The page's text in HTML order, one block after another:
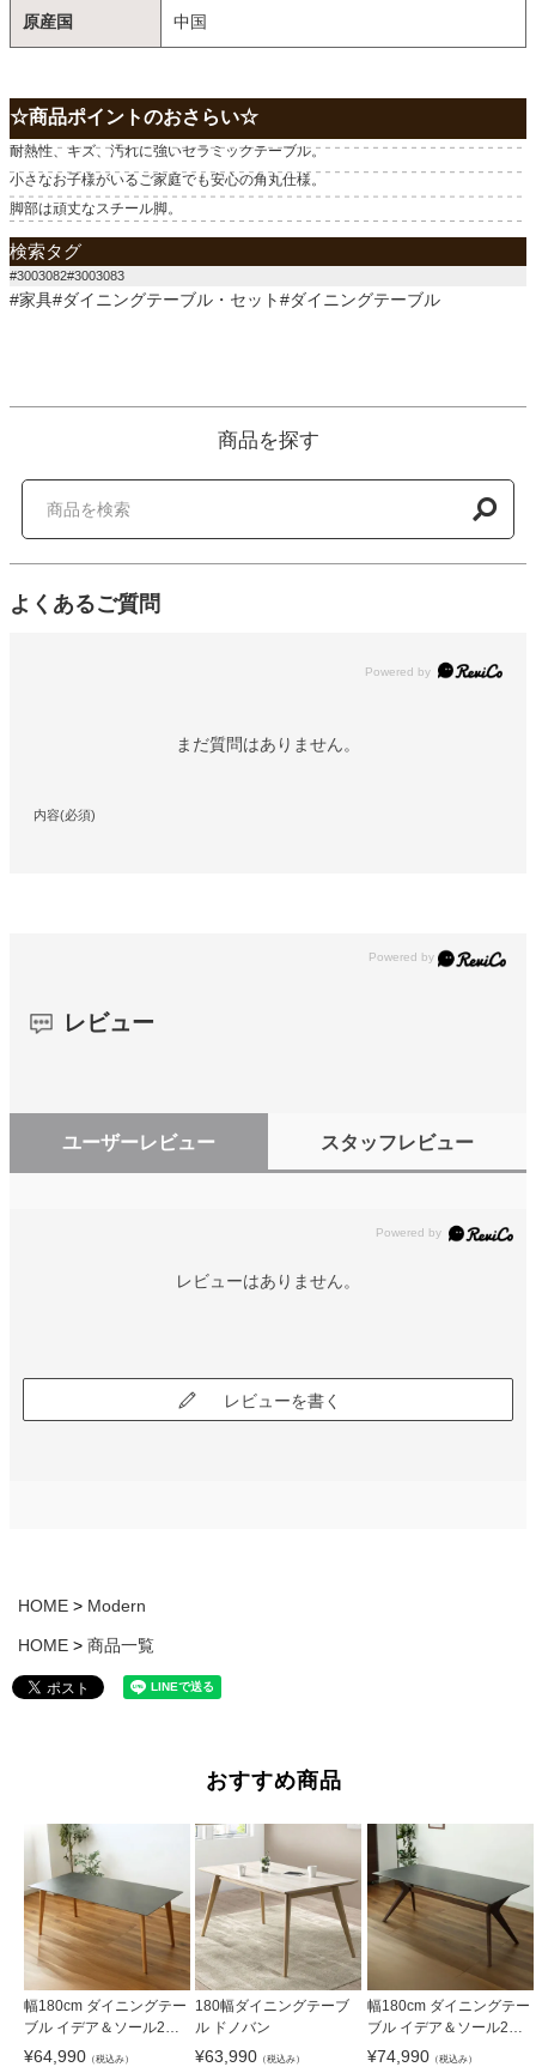
原産国 中国
☆商品ポイントのおさらい☆
耐熱性、キズ、汚れに強いセラミックテーブル。
小さなお子様がいるご家庭でも安心の角丸仕様。
脚部は頑丈なスチール脚。
検索タグ
#3003082#3003083
#家具#ダイニングテーブル・セット#ダイニングテーブル
商品を探す
よくあるご質問
Powered by
まだ質問はありません。
内容(必須)
レビュー
ユーザーレビュー スタッフレビュー
レビューはありません。
レビューを書く
HOME Modern
HOME 商品一覧
おすすめ商品
幅180cm ダイニングテー
ブル イデア＆ソール2（4
本脚）
¥64,990 （税込み）
180幅ダイニングテーブ
ル ドノバン
¥63,990 （税込み）
幅180cm ダイニングテー
ブル イデア＆ソール2
（クロス脚）
¥74,990（税込み）